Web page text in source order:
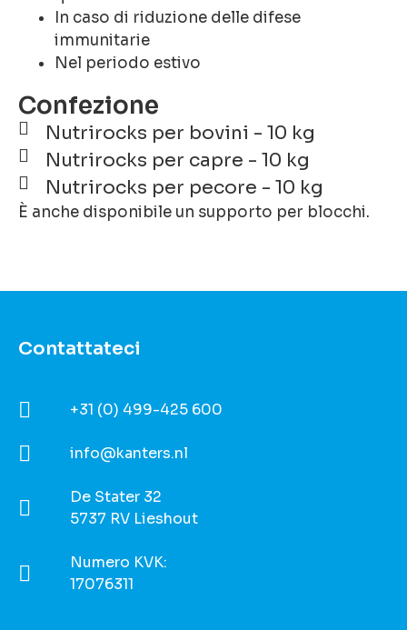
In caso di riduzione delle difese
immunitarie
Nel periodo estivo
Confezione
Nutrirocks per bovini - 10 kg
Nutrirocks per capre - 10 kg
Nutrirocks per pecore - 10 kg
È anche disponibile un supporto per blocchi.
Contattateci
+31 (0) 499-425 600
info@kanters.nl
De Stater 32
5737 RV Lieshout
Numero KVK:
17076311